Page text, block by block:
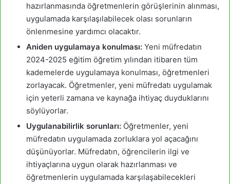
hazırlanmasında öğretmenlerin görüşlerinin alınması,
uygulamada karşılaşılabilecek olası sorunların
önlenmesine yardımcı olacaktır.
Aniden uygulamaya konulması: Yeni müfredatın
2024-2025 eğitim öğretim yılından itibaren tüm
kademelerde uygulamaya konulması, öğretmenleri
zorlayacak. Öğretmenler, yeni müfredatı uygulamak
için yeterli zamana ve kaynağa ihtiyaç duyduklarını
söylüyorlar.
Uygulanabilirlik sorunları: Öğretmenler, yeni
müfredatın uygulamada zorluklara yol açacağını
düşünüyorlar. Müfredatın, öğrencilerin ilgi ve
ihtiyaçlarına uygun olarak hazırlanması ve
öğretmenlerin uygulamada karşılaşabilecekleri